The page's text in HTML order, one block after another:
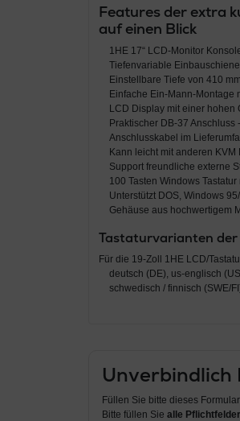
Features der extra
auf einen Blick
1HE 17“ LCD-Monitor
Tiefenvariable
Einstellbare Tiefe von 410
Einfache Ein-Mann-Montage
LCD Display mit einer hohen
Praktischer DB-37 Anschluss
Anschlusskabel im
Kann leicht mit anderen KVM
Support freundliche externe
100 Tasten Windows Tastatur
Unterstützt DOS, Windows
Gehäuse aus hochwertigem
Tastaturvarianten der
Für die 19-Zoll 1HE LCD/
deutsch (DE), us-englisch
schwedisch / finnisch (SWE/
Füllen Sie bitte dieses
Bitte füllen Sie alle Pflichtfelder